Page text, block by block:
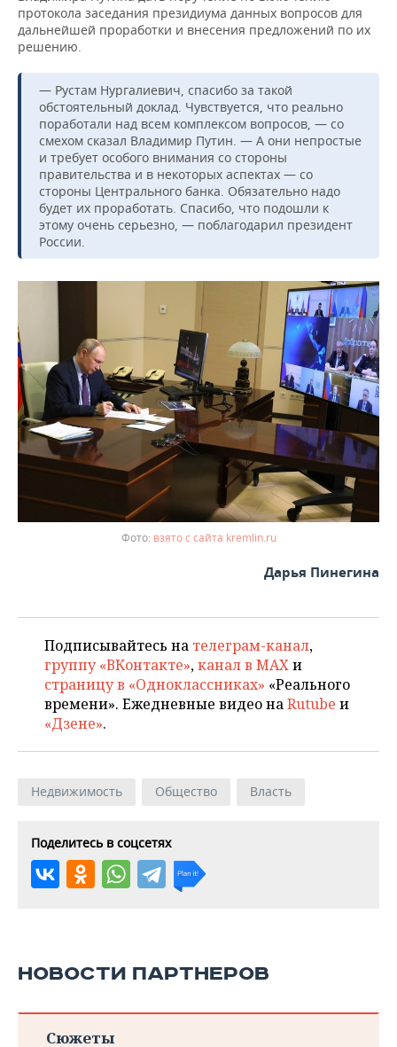
протокола заседания президиума данных вопросов для
дальнейшей проработки и внесения предложений по их
решению.
— Рустам Нургалиевич, спасибо за такой
обстоятельный доклад. Чувствуется, что реально
поработали над всем комплексом вопросов, — со
смехом сказал Владимир Путин. — А они непростые
и требует особого внимания со стороны
правительства и в некоторых аспектах — со
стороны Центрального банка. Обязательно надо
будет их проработать. Спасибо, что подошли к
этому очень серьезно, — поблагодарил президент
России.
взято с сайта kremlin.ru
Дарья Пинегина
Подписывайтесь на телеграм-канал,
группу «ВКонтакте»,канал в MAXи
страницу в «Одноклассниках» «Реального
времени». Ежедневные видео наRutube и
«Дзене».
Недвижимость Общество Власть
Поделитесь в соцсетях
НОВОСТИ ПАРТНЕРОВ
Сюжеты